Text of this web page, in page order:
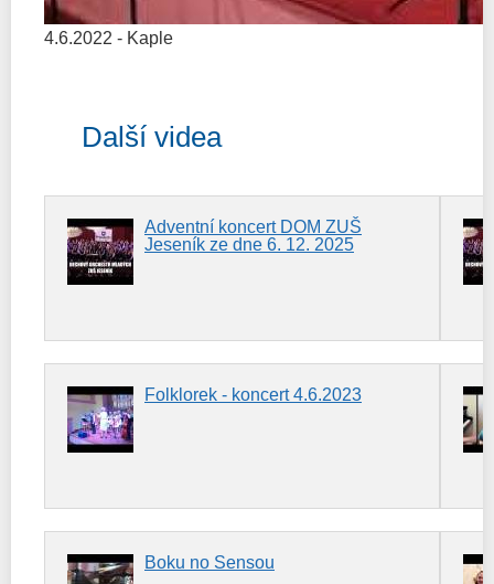
4.6.2022 - Kaple
Další videa
Adventní koncert DOM ZUŠ
Jeseník ze dne 6. 12. 2025
Folklorek - koncert 4.6.2023
Boku no Sensou